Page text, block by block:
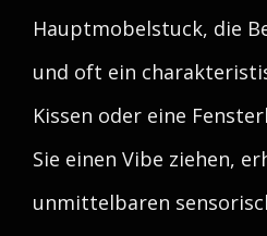
Hauptmobelstuck, die
und oft ein
Kissen oder eine
Sie einen Vibe ziehen,
unmittelbaren